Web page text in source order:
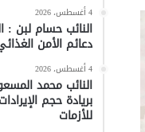
4 أغسطس، 2026
النائب حسام لبن
دعائم الأمن
4 أغسطس، 2026
النائب محمد
بريادة حجم
للأزمات